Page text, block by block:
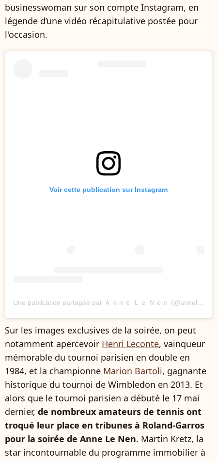
businesswoman sur son compte Instagram, en
légende d’une vidéo récapitulative postée pour
l'occasion.
Voir cette publication sur Instagram
Sur les images exclusives de la soirée, on peut
notamment apercevoir Henri Leconte, vainqueur
mémorable du tournoi parisien en double en
1984, et la championne Marion Bartoli, gagnante
historique du tournoi de Wimbledon en 2013. Et
alors que le tournoi parisien a débuté le 17 mai
dernier, de nombreux amateurs de tennis ont
troqué leur place en tribunes à Roland-Garros
pour la soirée de Anne Le Nen. Martin Kretz, la
star incontournable du programme immobilier à